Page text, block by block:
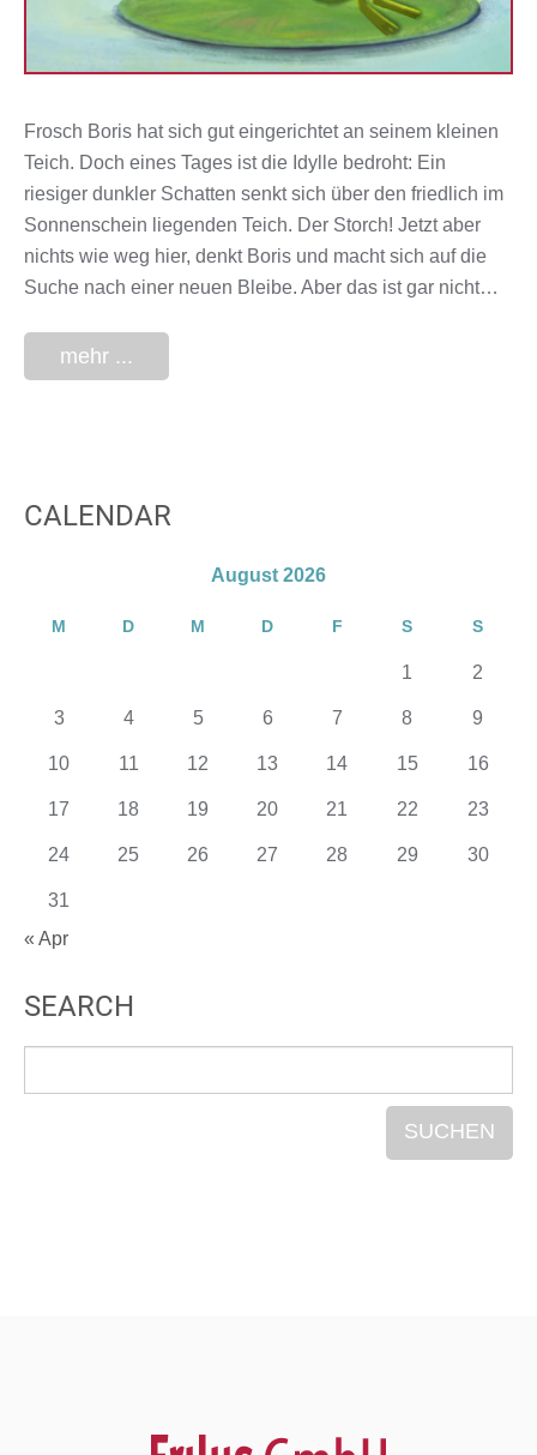
Frosch Boris hat sich gut eingerichtet an seinem kleinen
Teich. Doch eines Tages ist die Idylle bedroht: Ein
riesiger dunkler Schatten senkt sich über den friedlich im
Sonnenschein liegenden Teich. Der Storch! Jetzt aber
nichts wie weg hier, denkt Boris und macht sich auf die
Suche nach einer neuen Bleibe. Aber das ist gar nicht…
mehr ...
CALENDAR
August 2026
M D M D F S S
1 2
3 4 5 6 7 8 9
10 11 12 13 14 15 16
17 18 19 20 21 22 23
24 25 26 27 28 29 30
31
« Apr
SEARCH